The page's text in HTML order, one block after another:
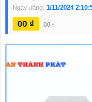
Ngày đăng: 1/11/2024
00 ₫ 00 ₫